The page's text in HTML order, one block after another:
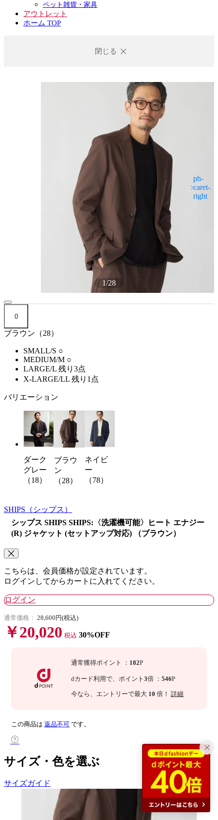
ペット雑貨・家具
アウトレット
ホーム TOP
閉じる
1/28
0
ブラウン（28）
SMALL/S ○
MEDIUM/M ○
LARGE/L 残り3点
X-LARGE/LL 残り1点
バリエーション
ダーク
グレー
（18）
ブラウ
ン
（28）
ネイビ
ー
（78）
SHIPS （シップス）
シップス SHIPS SHIPS:〈洗濯機可能〉ヒート エナジー
(R) ジャケット (セットアップ対応) （ブラウン）
こちらは、会員価格が設定されています。
ログインしてからカートに入れてください。
ログイン
通常価格： 28,600円(税込)
￥20,020 税込 30%OFF
通常獲得ポイント ： 182P
dカード利用で、 ポイント3倍 ：546P
今なら 、エントリーで最大 10 倍！詳細
この商品は 返品不可 です。
サイズ・色を選ぶ
サイズガイド